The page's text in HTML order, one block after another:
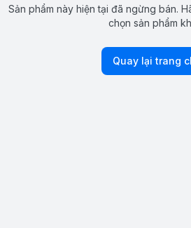
Sản phẩm này hiện tại đã ngừng bán.
chọn sản phẩm
Quay lại trang